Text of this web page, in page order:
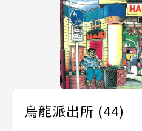
烏龍派出所 (44)